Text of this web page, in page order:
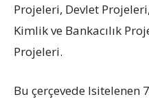
Projeleri, Devlet
Kimlik ve Bankacılık
Projeleri.
Bu çerçevede lsitelenen